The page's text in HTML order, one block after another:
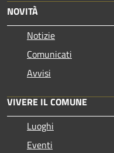
NOVITÀ
Notizie
Comunicati
Avvisi
VIVERE IL COMUNE
Luoghi
Eventi